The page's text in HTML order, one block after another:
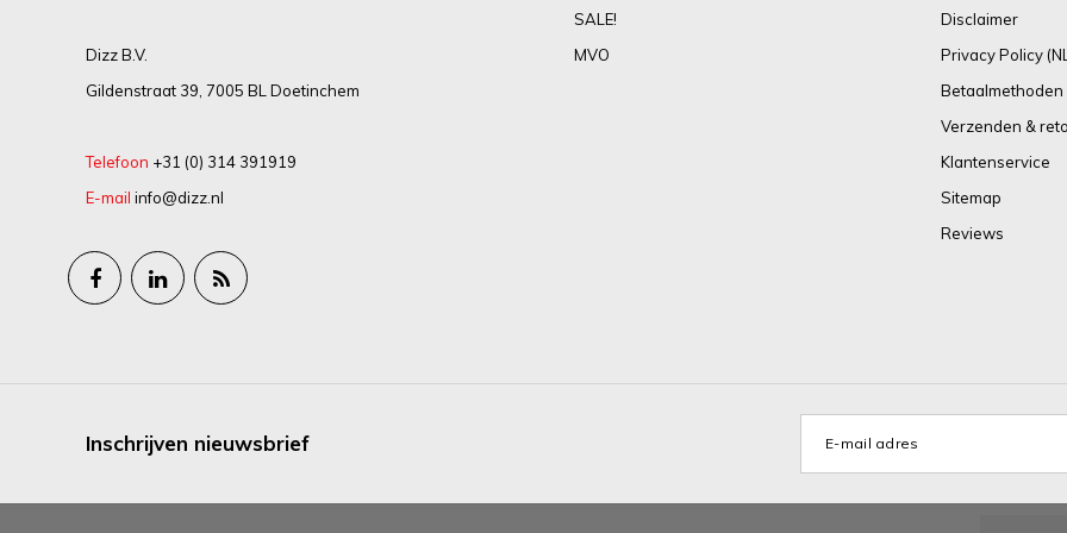
Dizz B.V.
Gildenstraat 39, 7005 BL Doetinchem
Telefoon +31 (0) 314 391919
E-mail info@dizz.nl
SALE!
MVO
Disclaimer
Privacy Policy
Betaalmethoden
Verzenden &
Klantenservice
Sitemap
Reviews
Inschrijven nieuwsbrief